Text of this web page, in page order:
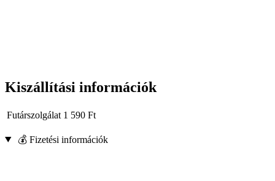
Kiszállítási információk
Futárszolgálat 1 590 Ft
💰 Fizetési információk